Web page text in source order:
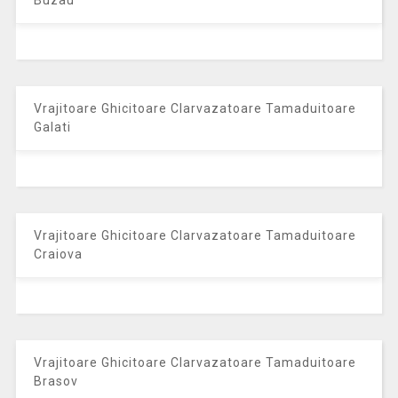
Vrajitoare Ghicitoare Clarvazatoare Tamaduitoare
Galati
Vrajitoare Ghicitoare Clarvazatoare Tamaduitoare
Craiova
Vrajitoare Ghicitoare Clarvazatoare Tamaduitoare
Brasov